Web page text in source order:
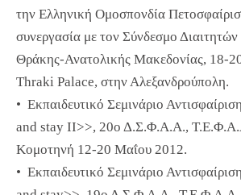
την Ελληνική Ομοσπονδία
συνεργασία με τον Σύνδεσμο
Θράκης-Ανατολικής Μακεδονίας, 18-
Thraki Palace, στην Αλεξανδρούπολη.
• Εκπαιδευτικό Σεμινάριο
and stay II>>, 20ο Δ.Σ.Φ.Α.Α.,
Κομοτηνή 12-20 Μαΐου 2012.
• Εκπαιδευτικό Σεμινάριο